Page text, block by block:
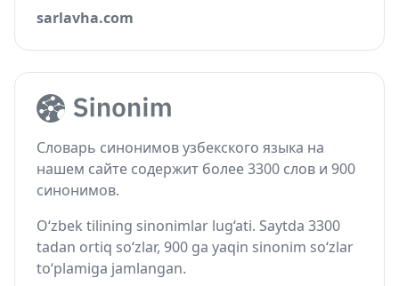
sarlavha.com
Словарь синонимов узбекского языка на
нашем сайте содержит более 3300 слов и 900
синонимов.
O‘zbek tilining sinonimlar lug‘ati. Saytda 3300
tadan ortiq so‘zlar, 900 ga yaqin sinonim so‘zlar
to‘plamiga jamlangan.